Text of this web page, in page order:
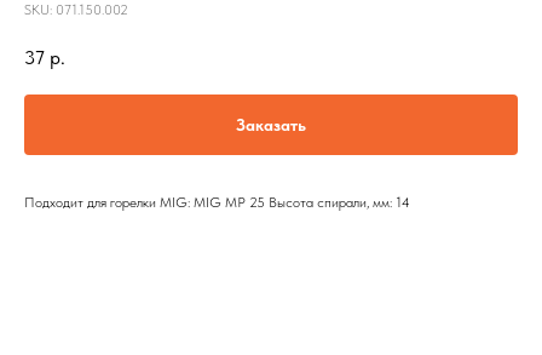
SKU: 071.150.002
37 р.
Заказать
Подходит для горелки MIG: MIG MP 25 Высота спирали, мм: 14